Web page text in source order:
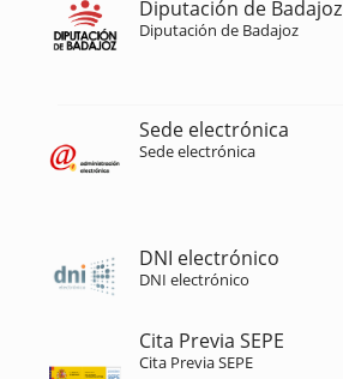
Diputación de Badajoz
Diputación de Badajoz
Sede electrónica
Sede electrónica
DNI electrónico
DNI electrónico
Cita Previa SEPE
Cita Previa SEPE